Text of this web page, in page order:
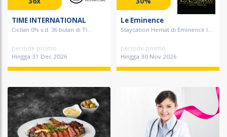
TIME INTERNATIONAL
Cicilan 0% s.d. 36 bulan di TI...
periode promo
Hingga 31 Dec 2026
Le Eminence
Staycation Hemat di Eminence I...
periode promo
Hingga 30 Nov 2026